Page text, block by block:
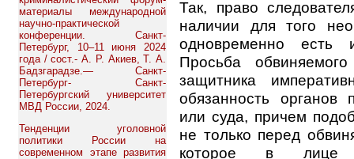
материалы международной
научно-практической
конференции. Санкт-
Петербург, 10–11 июня 2024
года / сост.- А. Р. Акиев, Т. А.
Бадзгарадзе.— Санкт-
Петербург- Санкт-
Петербургский университет
МВД России, 2024.
Тенденции уголовной
политики России на
современном этапе развития
Так, право
наличии для того
одновременно есть
Просьба
защитника
обязанность органов
или суда, причем
не только перед
которое в лице